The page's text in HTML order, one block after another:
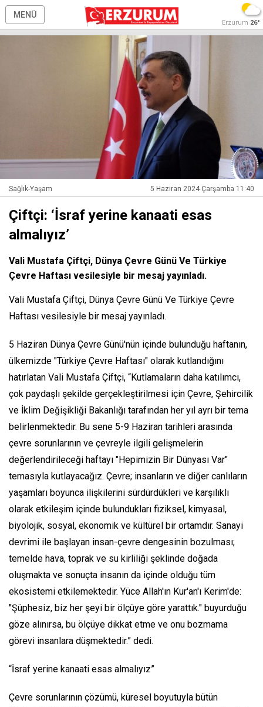
MENÜ
Erzurum 26°
Sağlık-Yaşam 5 Haziran 2024 Çarşamba 11:40
Çiftçi: ‘İsraf yerine kanaati esas
almalıyız’
Vali Mustafa Çiftçi, Dünya Çevre Günü Ve Türkiye
Çevre Haftası vesilesiyle bir mesaj yayınladı.
Vali Mustafa Çiftçi, Dünya Çevre Günü Ve Türkiye Çevre
Haftası vesilesiyle bir mesaj yayınladı.
5 Haziran Dünya Çevre Günü'nün içinde bulunduğu haftanın,
ülkemizde "Türkiye Çevre Haftası" olarak kutlandığını
hatırlatan Vali Mustafa Çiftçi, “Kutlamaların daha katılımcı,
çok paydaşlı şekilde gerçekleştirilmesi için Çevre, Şehircilik
ve İklim Değişikliği Bakanlığı tarafından her yıl ayrı bir tema
belirlenmektedir. Bu sene 5-9 Haziran tarihleri arasında
çevre sorunlarının ve çevreyle ilgili gelişmelerin
değerlendirileceği haftayı "Hepimizin Bir Dünyası Var"
temasıyla kutlayacağız. Çevre; insanların ve diğer canlıların
yaşamları boyunca ilişkilerini sürdürdükleri ve karşılıklı
olarak etkileşim içinde bulundukları fiziksel, kimyasal,
biyolojik, sosyal, ekonomik ve kültürel bir ortamdır. Sanayi
devrimi ile başlayan insan-çevre dengesinin bozulması;
temelde hava, toprak ve su kirliliği şeklinde doğada
oluşmakta ve sonuçta insanın da içinde olduğu tüm
ekosistemi etkilemektedir. Yüce Allah'ın Kur'an'ı Kerim'de:
"Şüphesiz, biz her şeyi bir ölçüye göre yarattık." buyurduğu
göze alınırsa, bu ölçüye dikkat etme ve onu bozmama
görevi insanlara düşmektedir.” dedi.
“İsraf yerine kanaati esas almalıyız”
Çevre sorunlarının çözümü, küresel boyutuyla bütün